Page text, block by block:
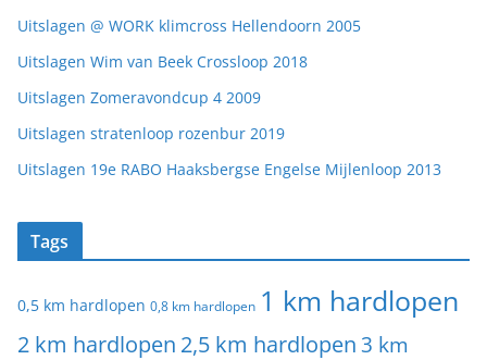
Uitslagen @ WORK klimcross Hellendoorn 2005
Uitslagen Wim van Beek Crossloop 2018
Uitslagen Zomeravondcup 4 2009
Uitslagen stratenloop rozenbur 2019
Uitslagen 19e RABO Haaksbergse Engelse Mijlenloop 2013
Tags
0,5 km hardlopen 0,8 km hardlopen 1 km hardlopen
2 km hardlopen 2,5 km hardlopen 3 km